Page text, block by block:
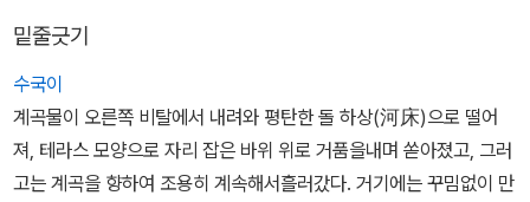
으로 보이는걸! 마치 선녀 같아! 잘해 봐, 귀여운 나의 천사야!」 자신의
옷차림이 스스로에게 무척 잘 어울린다는 것을 아는 듯, 엘렌은 이들
이 외치는 소리를 듣고 미소를 지었다.
(하)
밑줄긋기
수국이
계곡물이 오른쪽 비탈에서 내려와 평탄한 돌 하상(河床)으로 떨어
져, 테라스 모양으로 자리 잡은 바위 위로 거품을내며 쏟아졌고, 그러
고는 계곡을 향하여 조용히 계속해서흘러갔다. 거기에는 꾸밈없이 만